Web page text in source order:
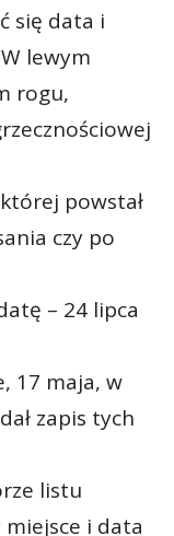
się data i
lewym
rogu,
powstał
czy po
– 24 lipca
17 maja, w
zapis tych
listu
i data